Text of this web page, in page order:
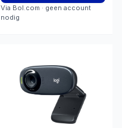
Via Bol.com · geen account
nodig